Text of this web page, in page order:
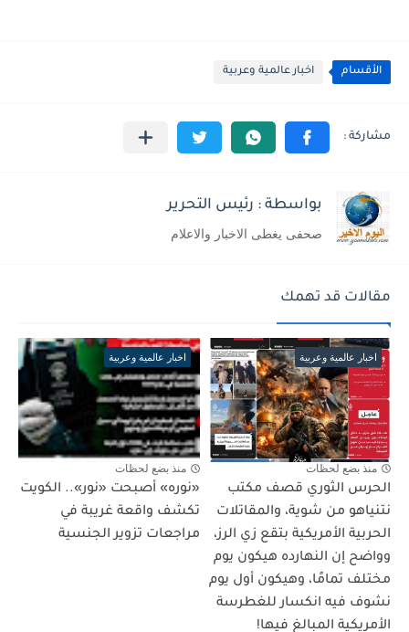
الأقسام اخبار عالمية وعربية
بواسطة : رئيس التحرير
صحفى يغطى الاخبار والاعلام
مقالات قد تهمك
اخبار عالمية وعربية
منذ بضع لحظات
الحرس الثوري قصف مكتب
نتنياهو من شوية، والمقاتلات
الحربية الأمريكية بتقع زي الرز،
وواضح إن النهارده هيكون يوم
مختلف تمامًا، وهيكون أول يوم
نشوف فيه انكسار للغطرسة
الأمريكية المبالغ فيها!
اخبار عالمية وعربية
منذ بضع لحظات
«نوره» أصبحت «نور».. الكويت
تكشف واقعة غريبة في
مراجعات تزوير الجنسية